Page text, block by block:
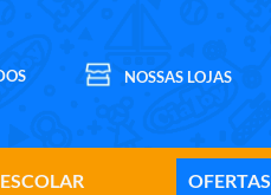
ESCOLAR OFERTAS